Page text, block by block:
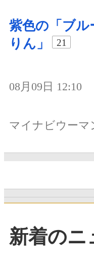
紫色の「ブル
りん」
21
08月09日 12:10
マイナビウーマ
新着のニ